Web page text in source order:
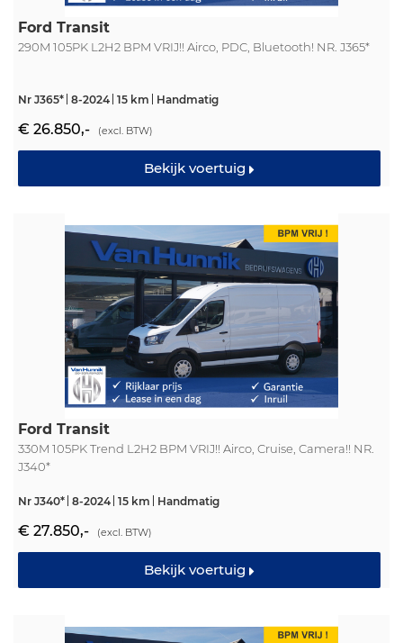
Ford Transit
290M 105PK L2H2 BPM VRIJ!! Airco, PDC, Bluetooth! NR. J365*
Nr J365* 8-2024 15 km Handmatig
€ 26.850,- (excl. BTW)
Bekijk voertuig
Ford Transit
330M 105PK Trend L2H2 BPM VRIJ!! Airco, Cruise, Camera!! NR.
J340*
Nr J340* 8-2024 15 km Handmatig
€ 27.850,- (excl. BTW)
Bekijk voertuig